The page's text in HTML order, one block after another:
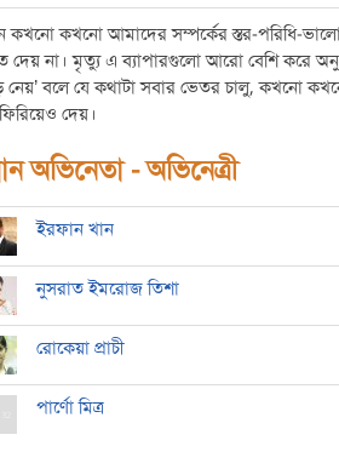
কখনো কখনো আমাদের সম্পর্কের স্তর-পরিধি-
দেয় না। মৃত্যু এ ব্যাপারগুলো আরো বেশি করে
নেয়’ বলে যে কথাটা সবার ভেতর চালু, কখনো
দেয়।
অভিনেতা - অভিনেত্রী
ইরফান খান
নুসরাত ইমরোজ তিশা
রোকেয়া প্রাচী
পার্ণো মিত্র